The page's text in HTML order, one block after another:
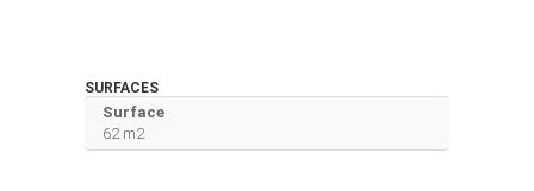
SURFACES
Surface
62 m2